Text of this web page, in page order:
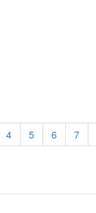
Page
4 Page
5 Page
6 Page
7